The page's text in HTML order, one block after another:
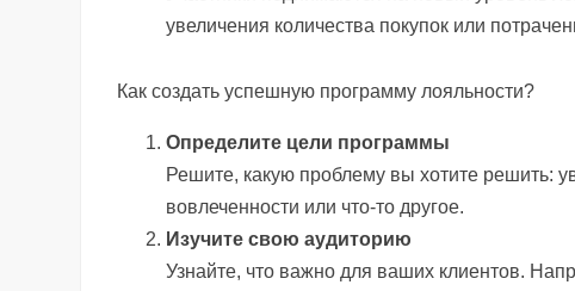
увеличения количества покупок или
Как создать успешную программу лояльности?
Определите цели программы
Решите, какую проблему вы хотите решить:
вовлеченности или что-то другое.
Изучите свою аудиторию
Узнайте, что важно для ваших клиентов.